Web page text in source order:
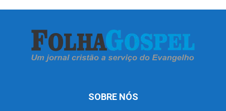
SOBRE NÓS